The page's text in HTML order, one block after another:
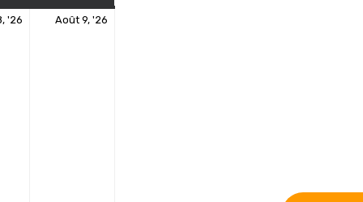
'26 Août 9, '26